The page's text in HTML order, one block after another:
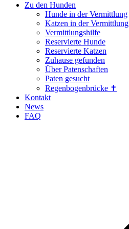
Zu den Hunden
Hunde in der Vermittlung
Katzen in der Vermittlung
Vermittlungshilfe
Reservierte Hunde
Reservierte Katzen
Zuhause gefunden
Über Patenschaften
Paten gesucht
Regenbogenbrücke ✝
Kontakt
News
FAQ